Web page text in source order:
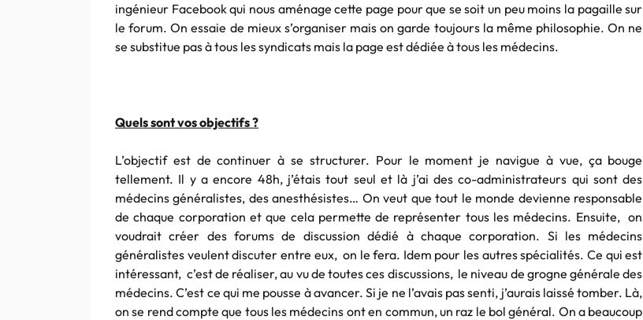
ingénieur Facebook qui nous aménage cette page pour que se soit un peu moins la pagaille sur
le forum. On essaie de mieux s’organiser mais on garde toujours la même philosophie. On ne
se substitue pas à tous les syndicats mais la page est dédiée à tous les médecins.
Quels sont vos objectifs ?
L’objectif est de continuer à se structurer. Pour le moment je navigue à vue, ça bouge
tellement. Il y a encore 48h, j’étais tout seul et là j’ai des co-administrateurs qui sont des
médecins généralistes, des anesthésistes… On veut que tout le monde devienne responsable
de chaque corporation et que cela permette de représenter tous les médecins. Ensuite, on
voudrait créer des forums de discussion dédié à chaque corporation. Si les médecins
généralistes veulent discuter entre eux, on le fera. Idem pour les autres spécialités. Ce qui est
intéressant, c’est de réaliser, au vu de toutes ces discussions, le niveau de grogne générale des
médecins. C’est ce qui me pousse à avancer. Si je ne l’avais pas senti, j’aurais laissé tomber. Là,
on se rend compte que tous les médecins ont en commun, un raz le bol général. On a beaucoup